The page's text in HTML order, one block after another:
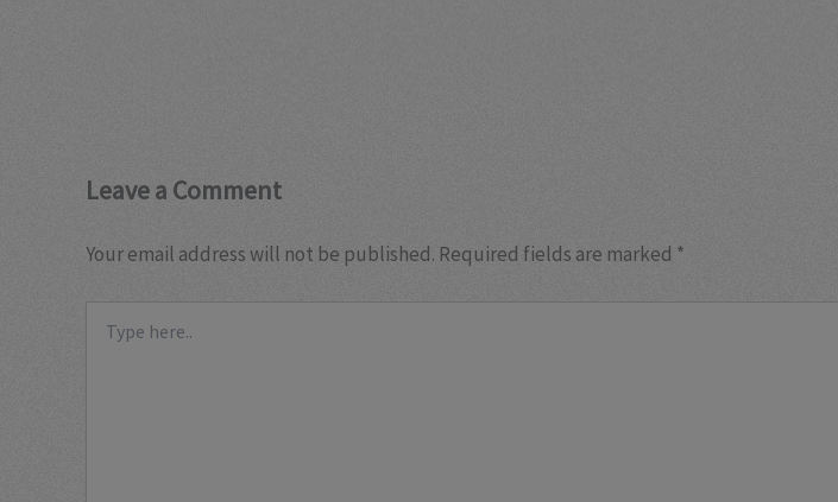
Leave a Comment
Your email address will not be published. Required fields are marked *
here..